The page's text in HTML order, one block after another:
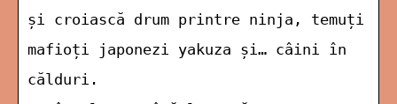
și croiască drum printre ninja, temuți
mafioți japonezi yakuza și… câini în
călduri.